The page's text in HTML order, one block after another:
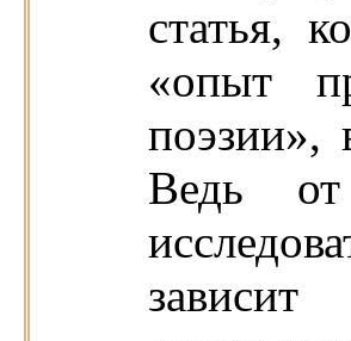
статья,
«опыт
поэзии»,
Ведь